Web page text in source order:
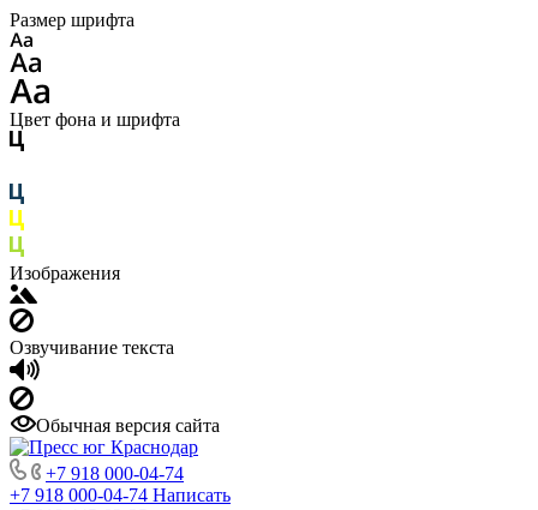
Размер шрифта
Цвет фона и шрифта
Изображения
Озвучивание текста
Обычная версия сайта
+7 918 000-04-74
+7 918 000-04-74 Написать